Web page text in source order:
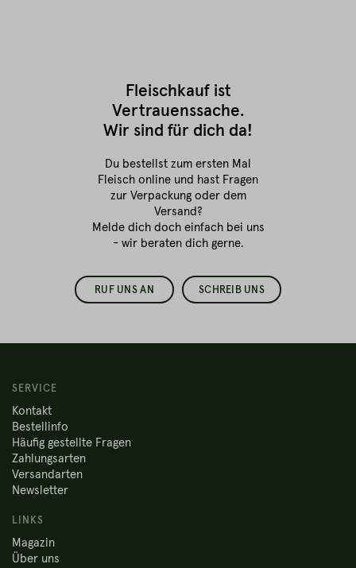
Fleischkauf ist
Vertrauenssache.
Wir sind für dich da!
Du bestellst zum ersten Mal
Fleisch online und hast Fragen
zur Verpackung oder dem
Versand?
Melde dich doch einfach bei uns
- wir beraten dich gerne.
RUF UNS AN SCHREIB UNS
SERVICE
Kontakt
Bestellinfo
Häufig gestellte Fragen
Zahlungsarten
Versandarten
Newsletter
LINKS
Magazin
Über uns